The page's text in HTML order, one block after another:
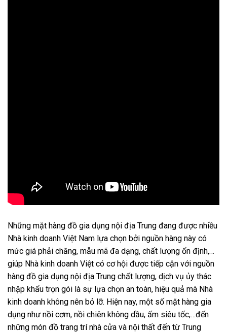
Những mặt hàng đồ gia dụng nội địa Trung đang được nhiều
Nhà kinh doanh Việt Nam lựa chọn bởi nguồn hàng này có
mức giá phải chăng, mẫu mã đa dạng, chất lượng ổn định,…
giúp Nhà kinh doanh Việt có cơ hội được tiếp cận với nguồn
hàng đồ gia dụng nội địa Trung chất lượng, dịch vụ ủy thác
nhập khẩu trọn gói là sự lựa chọn an toàn, hiệu quả mà Nhà
kinh doanh không nên bỏ lỡ. Hiện nay, một số mặt hàng gia
dụng như nồi cơm, nồi chiên không dầu, ấm siêu tốc,…đến
những món đồ trang trí nhà cửa và nội thất đến từ Trung